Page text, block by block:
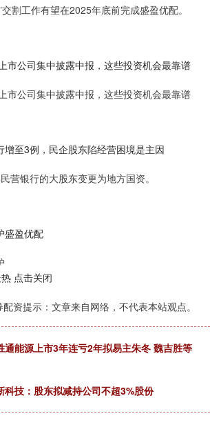
割工作有望在2025年底前完成盛盈优配。
市公司集中披露中报，这些投资机会最靠谱
市公司集中披露中报，这些投资机会最靠谱
增至3例，民企股东陷经营困境是主因
营银行的大股东变更为地方国资。
盛盈优配
点击关闭
资提示：文章来自网络，不代表本站观点。
通能源上市3年连亏2年拟易主朱冬 魏吉胜等
科技：股东拟减持公司不超3%股份